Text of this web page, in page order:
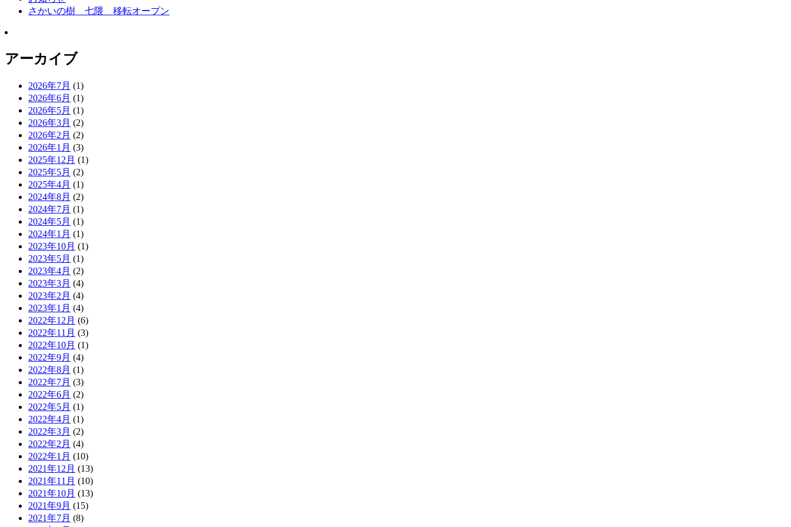
さかいの樹 七隈 移転オープン
アーカイブ
2026年7月 (1)
2026年6月 (1)
2026年5月 (1)
2026年3月 (2)
2026年2月 (2)
2026年1月 (3)
2025年12月 (1)
2025年5月 (2)
2025年4月 (1)
2024年8月 (2)
2024年7月 (1)
2024年5月 (1)
2024年1月 (1)
2023年10月 (1)
2023年5月 (1)
2023年4月 (2)
2023年3月 (4)
2023年2月 (4)
2023年1月 (4)
2022年12月 (6)
2022年11月 (3)
2022年10月 (1)
2022年9月 (4)
2022年8月 (1)
2022年7月 (3)
2022年6月 (2)
2022年5月 (1)
2022年4月 (1)
2022年3月 (2)
2022年2月 (4)
2022年1月 (10)
2021年12月 (13)
2021年11月 (10)
2021年10月 (13)
2021年9月 (15)
2021年7月 (8)